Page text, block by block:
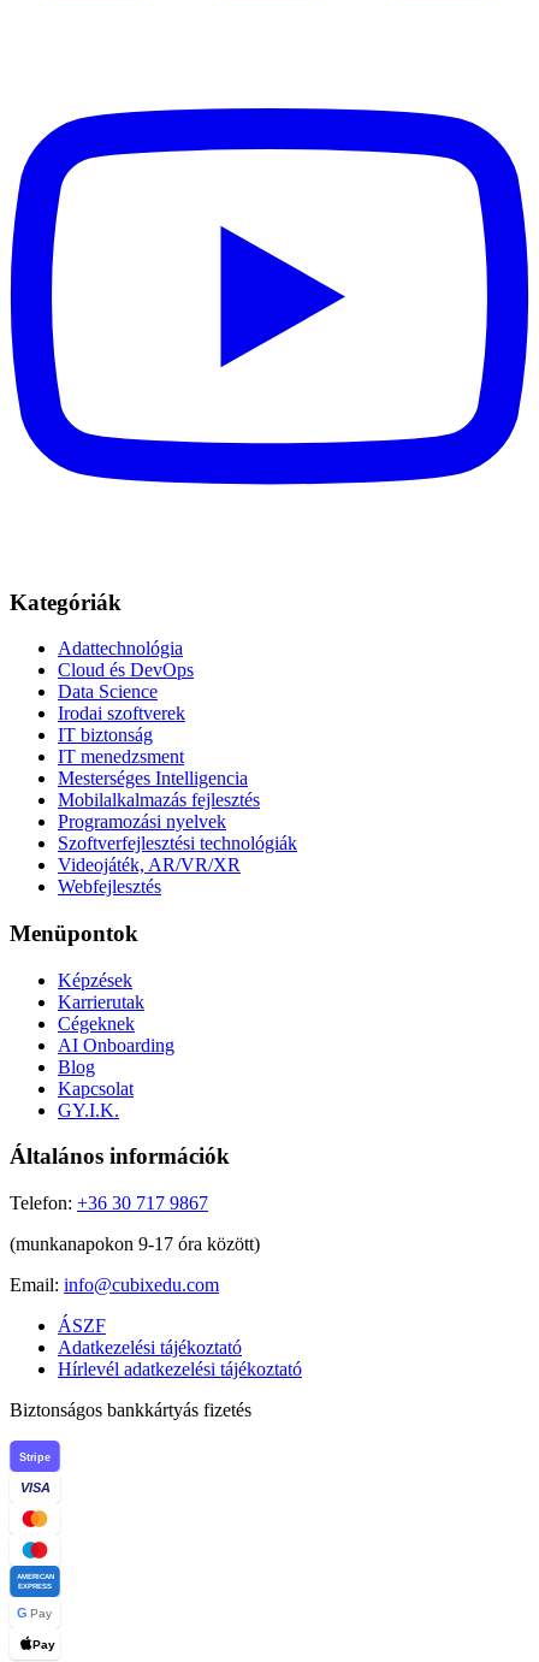
Kategóriák
Adattechnológia
Cloud és DevOps
Data Science
Irodai szoftverek
IT biztonság
IT menedzsment
Mesterséges Intelligencia
Mobilalkalmazás fejlesztés
Programozási nyelvek
Szoftverfejlesztési technológiák
Videojáték, AR/VR/XR
Webfejlesztés
Menüpontok
Képzések
Karrierutak
Cégeknek
AI Onboarding
Blog
Kapcsolat
GY.I.K.
Általános információk
Telefon: +36 30 717 9867
(munkanapokon 9-17 óra között)
Email: info@cubixedu.com
ÁSZF
Adatkezelési tájékoztató
Hírlevél adatkezelési tájékoztató
Biztonságos bankkártyás fizetés
Stripe
VISA
AMERICAN
EXPRESS
G Pay
Pay